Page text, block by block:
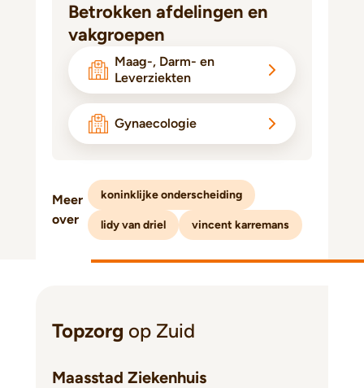
Betrokken afdelingen en
vakgroepen
Maag-, Darm- en
Leverziekten
Gynaecologie
Meer
over
koninklijke onderscheiding
lidy van driel vincent karremans
Topzorg op Zuid
Maasstad Ziekenhuis